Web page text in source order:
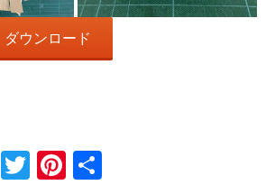
ダウンロード
Li T
Pi